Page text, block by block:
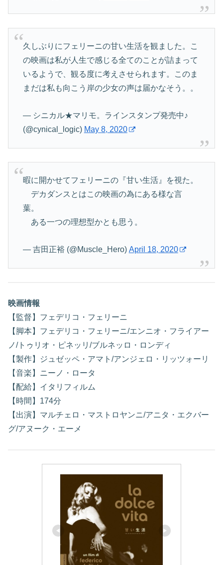
久しぶりにフェリーニの甘い生活を観ました。こ
の映画は私が人生で感じる全てのことが詰まって
いるようで、観る度に考えさせられます。このま
まだは私も向こう岸の少女の声は届かなそう。。
— シニカル★マリモ。ラインスタンプ発売中♪
(@cynical_logic) May 8, 2020
暇に開かせてフェリーニの『甘い生活』を視た。
デカダンスとはこの映画の為にある様な言
葉。
ある一つの理想型かとも思う。
— 吉田正裕 (@Muscle_Hero) April 18, 2020
映画情報
【監督】フェデリコ・フェリーニ
【脚本】フェデリコ・フェリーニ/エンニオ・フライアー
ノ/トゥリオ・ピネッリ/ブルネッロ・ロンディ
【製作】ジュゼッペ・アマト/アンジェロ・リッツォーリ
【音楽】ニーノ・ロータ
【配給】イタリフィルム
【時間】174分
【出演】マルチェロ・マストロヤンニ/アニタ・エクバー
グ/アヌーク・エーメ